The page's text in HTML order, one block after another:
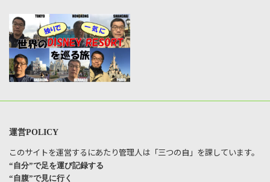
運営POLICY
このサイトを運営するにあたり管理人は「三つの自」を課しています。
“自分”で足を運び記録する
“自腹”で見に行く